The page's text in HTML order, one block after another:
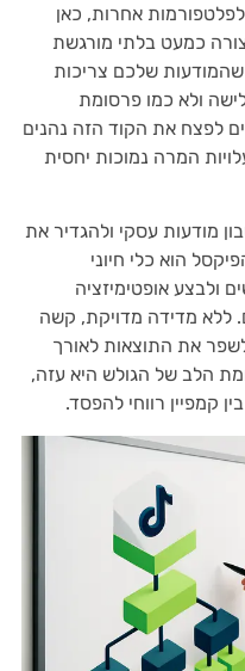
אחרות, כאן
כמעט בלתי מורגשת
שלכם צריכות
ולא כמו פרסומת
לפצח את הקוד הזה נהנים
המרה נמוכות יחסית
מודעות עסקי ולהגדיר את
הוא כלי חיוני
ולבצע אופטימיזציה
ללא מדידה מדויקת, קשה
את התוצאות לאורך
הלב של הגולש היא עזה,
קמפיין רווחי להפסד.